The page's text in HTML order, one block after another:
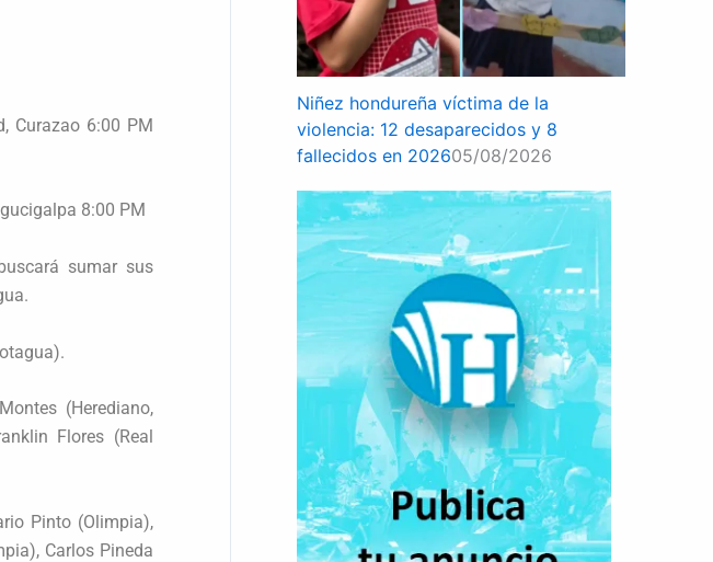
Curazao 6:00 PM
8:00 PM
sumar sus
(Herediano,
Flores (Real
Pinto (Olimpia),
Carlos Pineda
Niñez hondureña víctima de la
violencia: 12 desaparecidos y 8
fallecidos en 202605/08/2026